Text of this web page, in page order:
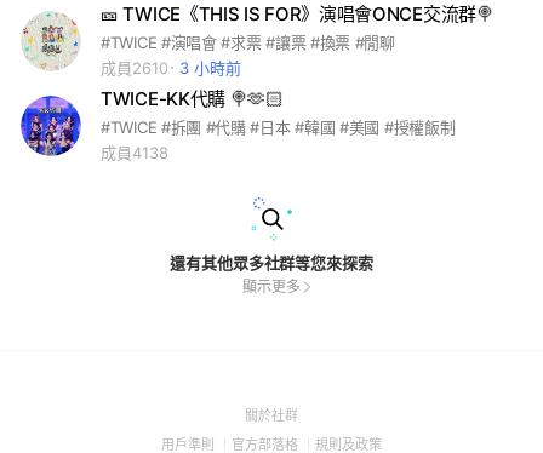
🎫 TWICE《THIS IS FOR》演唱會ONCE交流群🍭
#TWICE #演唱會 #求票 #讓票 #換票 #閒聊
成員2610
3 小時前
TWICE-KK代購 🍭🫶🏻
#TWICE #拆團 #代購 #日本 #韓國 #美國 #授權飯制
成員4138
還有其他眾多社群等您來探索
顯示更多
關於社群(Open
用戶準則 (Open
官方部落格 (Open
規則及政策(Open